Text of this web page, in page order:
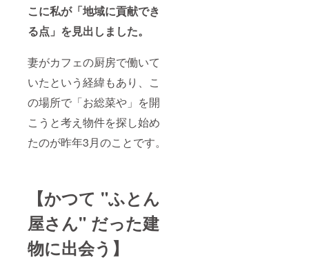
こに私が「地域に貢献でき
る点」を見出しました。
妻がカフェの厨房で働いて
いたという経緯もあり、こ
の場所で「お総菜や」を開
こうと考え物件を探し始め
たのが昨年3月のことです。
【かつて "ふとん
屋さん" だった建
物に出会う】